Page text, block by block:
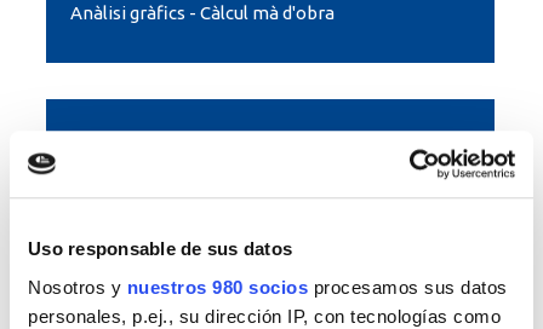
Uso responsable de sus datos
Nosotros y nuestros 980 socios procesamos sus datos
personales, p.ej., su dirección IP, con tecnologías como
Anàlisi gràfics - Càlcul mà d'obra